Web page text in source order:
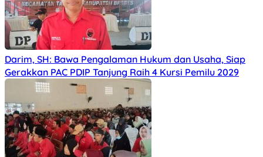
Darim, SH: Bawa Pengalaman Hukum dan Usaha, Siap
Gerakkan PAC PDIP Tanjung Raih 4 Kursi Pemilu 2029